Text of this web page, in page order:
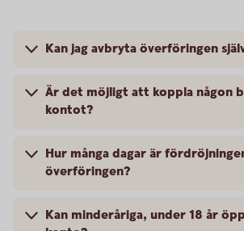
Kan jag avbryta överföringen
Är det möjligt att koppla någon
kontot?
Hur många dagar är
överföringen?
Kan minderåriga, under 18 år